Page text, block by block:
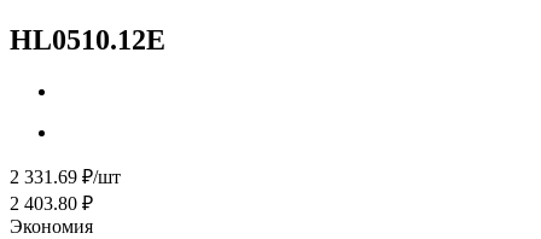
HL0510.12E
2 331.69 ₽/шт
2 403.80 ₽
Экономия